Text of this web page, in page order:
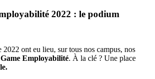
2022 : le podium
2022 ont eu lieu, sur tous nos campus, nos
Employabilité. À la clé ? Une place